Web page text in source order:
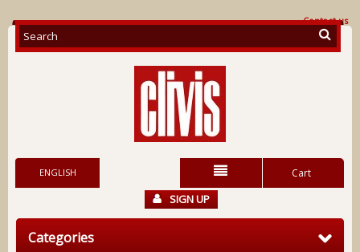
Contact us
Cart
ENGLISH
SIGN UP
Categories